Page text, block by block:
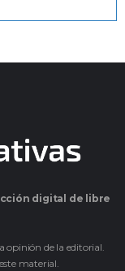
digital de libre
opinión de la editorial.
material.